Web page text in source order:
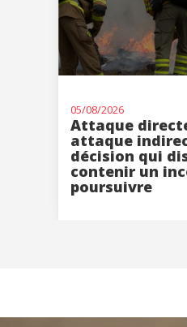
05/08/2026
Attaque
attaque
décision qui
contenir un
poursuivre